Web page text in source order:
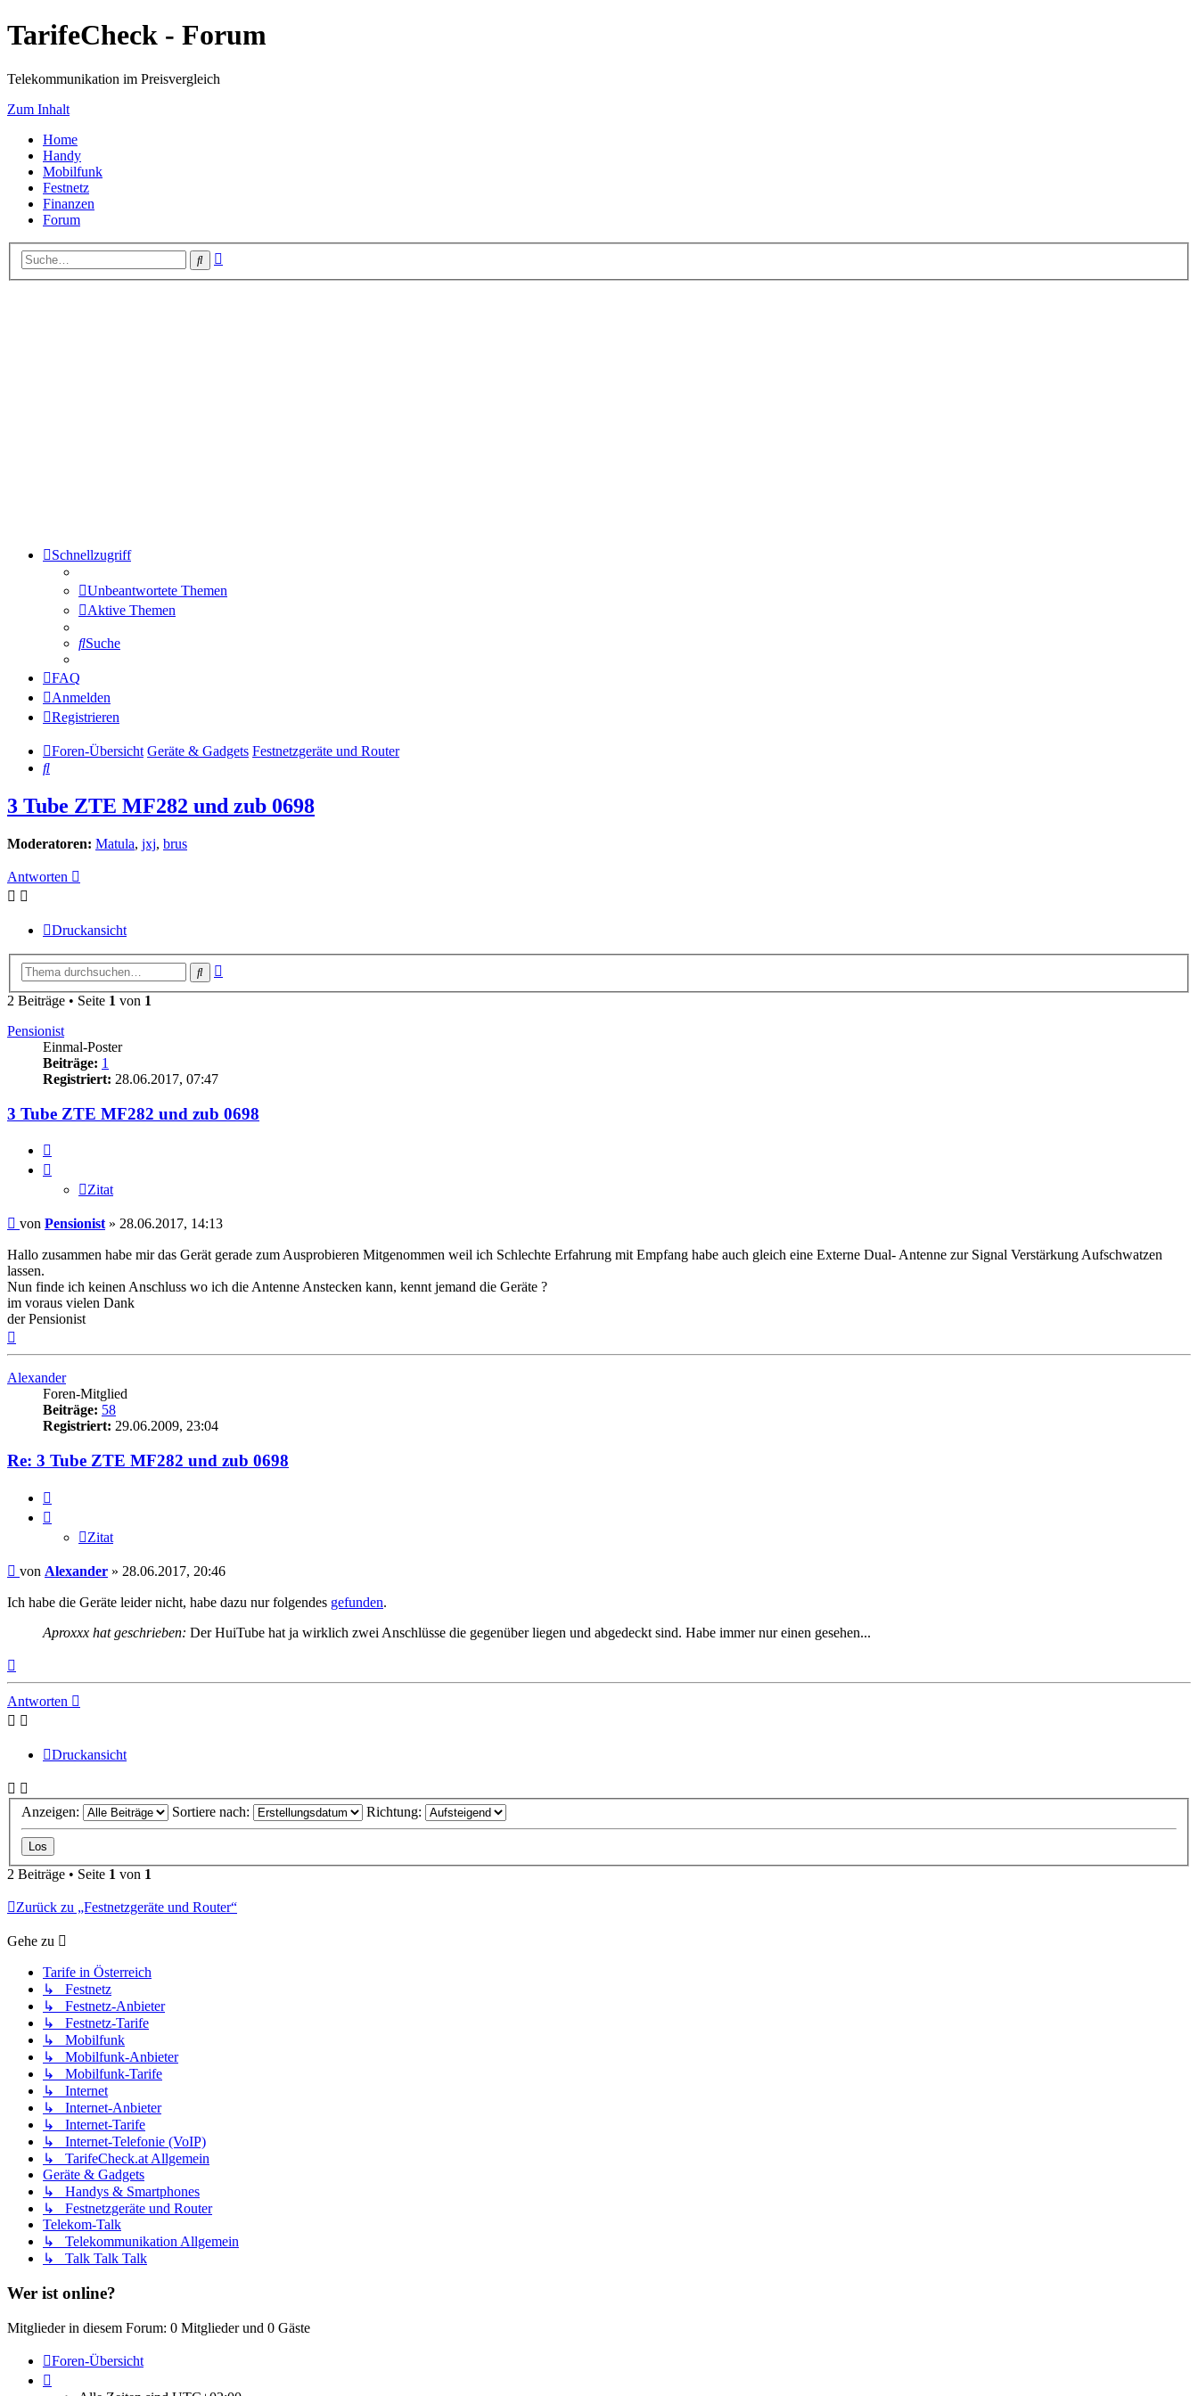
TarifeCheck - Forum
Telekommunikation im Preisvergleich
Zum Inhalt
Home
Handy
Mobilfunk
Festnetz
Finanzen
Forum
Suche
Schnellzugriff
Unbeantwortete Themen
Aktive Themen
Suche
FAQ
Anmelden
Registrieren
Foren-Übersicht Geräte & Gadgets Festnetzgeräte und Router
Suche
3 Tube ZTE MF282 und zub 0698
Moderatoren: Matula, jxj, brus
Antworten
Druckansicht
Suche
2 Beiträge • Seite 1 von 1
Pensionist
Einmal-Poster
Beiträge: 1
Registriert: 28.06.2017, 07:47
3 Tube ZTE MF282 und zub 0698
Zitat
Beitrag
von Pensionist » 28.06.2017, 14:13
Hallo zusammen habe mir das Gerät gerade zum Ausprobieren Mitgenommen weil ich Schlechte Erfahrung mit Empfang habe auch gleich eine Externe Dual- Antenne zur Signal Verstärkung Aufschwatzen
lassen.
Nun finde ich keinen Anschluss wo ich die Antenne Anstecken kann, kennt jemand die Geräte ?
im voraus vielen Dank
der Pensionist
Alexander
Foren-Mitglied
Beiträge: 58
Registriert: 29.06.2009, 23:04
Re: 3 Tube ZTE MF282 und zub 0698
Zitat
Beitrag
von Alexander » 28.06.2017, 20:46
Ich habe die Geräte leider nicht, habe dazu nur folgendes gefunden.
Aproxxx hat geschrieben: Der HuiTube hat ja wirklich zwei Anschlüsse die gegenüber liegen und abgedeckt sind. Habe immer nur einen gesehen...
Antworten
Druckansicht
Anzeigen: Sortiere nach: Richtung:
2 Beiträge • Seite 1 von 1
Zurück zu „Festnetzgeräte und Router“
Gehe zu
Tarife in Österreich
↳ Festnetz
↳ Festnetz-Anbieter
↳ Festnetz-Tarife
↳ Mobilfunk
↳ Mobilfunk-Anbieter
↳ Mobilfunk-Tarife
↳ Internet
↳ Internet-Anbieter
↳ Internet-Tarife
↳ Internet-Telefonie (VoIP)
↳ TarifeCheck.at Allgemein
Geräte & Gadgets
↳ Handys & Smartphones
↳ Festnetzgeräte und Router
Telekom-Talk
↳ Telekommunikation Allgemein
↳ Talk Talk Talk
Wer ist online?
Mitglieder in diesem Forum: 0 Mitglieder und 0 Gäste
Foren-Übersicht